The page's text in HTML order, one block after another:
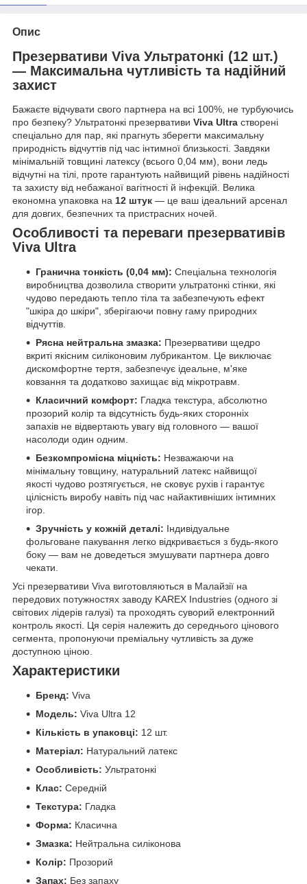
Опис
Презервативи Viva Ультратонкі (12 шт.)
— Максимальна чутливість та надійний
захист
Бажаєте відчувати свого партнера на всі 100%, не турбуючись
про безпеку? Ультратонкі презервативи Viva Ultra створені
спеціально для пар, які прагнуть зберегти максимальну
природність відчуттів під час інтимної близькості. Завдяки
мінімальній товщині латексу (всього 0,04 мм), вони ледь
відчутні на тілі, проте гарантують найвищий рівень надійності
та захисту від небажаної вагітності й інфекцій. Велика
економна упаковка на 12 штук — це ваш ідеальний арсенал
для довгих, безпечних та пристрасних ночей.
Особливості та переваги презервативів
Viva Ultra
Гранична тонкість (0,04 мм): Спеціальна технологія
виробництва дозволила створити ультратонкі стінки, які
чудово передають тепло тіла та забезпечують ефект
"шкіра до шкіри", зберігаючи повну гаму природних
відчуттів.
Рясна нейтральна змазка: Презервативи щедро
вкриті якісним силіконовим лубрикантом. Це виключає
дискомфортне тертя, забезпечує ідеальне, м'яке
ковзання та додатково захищає від мікротравм.
Класичний комфорт: Гладка текстура, абсолютно
прозорий колір та відсутність будь-яких сторонніх
запахів не відвертають увагу від головного — вашої
насолоди один одним.
Безкомпромісна міцність: Незважаючи на
мінімальну товщину, натуральний латекс найвищої
якості чудово розтягується, не сковує рухів і гарантує
цілісність виробу навіть під час найактивніших інтимних
ігор.
Зручність у кожній деталі: Індивідуальне
фольговане пакування легко відкривається з будь-якого
боку — вам не доведеться змушувати партнера довго
чекати.
Усі презервативи Viva виготовляються в Малайзії на
передових потужностях заводу KAREX Industries (одного зі
світових лідерів галузі) та проходять суворий електронний
контроль якості. Ця серія належить до середнього цінового
сегмента, пропонуючи преміальну чутливість за дуже
доступною ціною.
Характеристики
Бренд: Viva
Модель: Viva Ultra 12
Кількість в упаковці: 12 шт.
Матеріал: Натуральний латекс
Особливість: Ультратонкі
Клас: Середній
Текстура: Гладка
Форма: Класична
Змазка: Нейтральна силіконова
Колір: Прозорий
Запах: Без запаху